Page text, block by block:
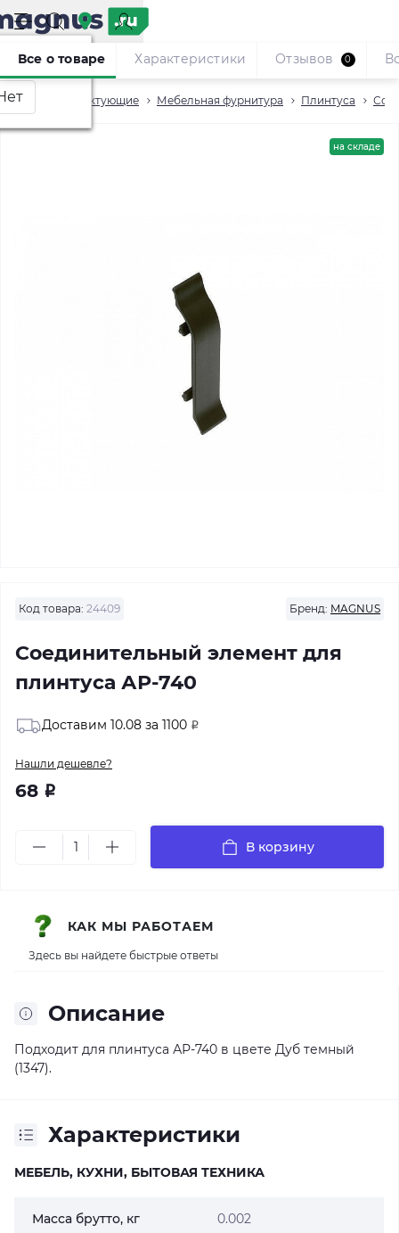
Москва ?
Комплектующие Мебельная фурнитура Плинтуса
Все о товаре Характеристики Отзывов 0
на складе
Код товара: 24409 Бренд: MAGNUS
Соединительный элемент для
плинтуса АР-740
Доставим 10.08 за 1100 Р
Нашли дешевле?
68 Р
В корзину
Описание
Подходит для плинтуса АР-740 в цвете Дуб темный
(1347).
Характеристики
МЕБЕЛЬ, КУХНИ, БЫТОВАЯ ТЕХНИКА
Масса брутто, кг 0.002
КАК МЫ РАБОТАЕМ
Здесь вы найдете быстрые ответы